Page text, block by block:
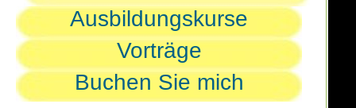
Ausbildungskurse
Vorträge
Buchen Sie mich